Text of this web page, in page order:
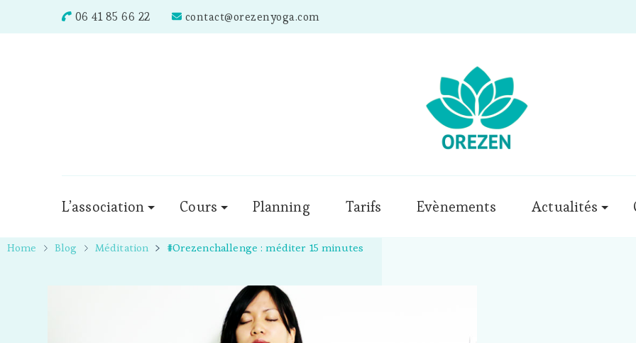
06 41 85 66 22 contact@orezenyoga.com
L’association Cours Planning Tarifs Evènements Actualités
Home Blog Méditation #Orezenchallenge : méditer 15 minutes